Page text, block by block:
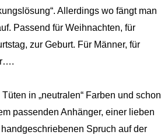
Allerdings wo fängt man
Passend für Weihnachten, für
zur Geburt. Für Männer, für
Tüten in „neutralen“ Farben und schon
passenden Anhänger, einer lieben
Spruch auf der